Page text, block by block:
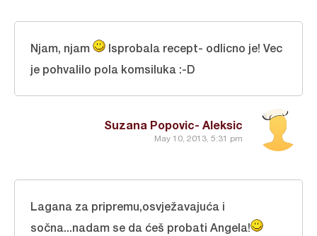
Suzana Popovic- Aleksic
May 10, 2013, 5:31 pm
Njam, njam
Isprobala recept- odlicno je! Vec
je pohvalilo pola komsiluka :-D
Lagana za pripremu,osvježavajuća i
sočna...nadam se da ćeš probati Angela!